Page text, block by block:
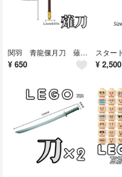
関羽 青龍偃月刀 薙刀 LEGO互換 レゴ武器 モンハン インテリア 三国志
¥ 650 ¥ 2,500